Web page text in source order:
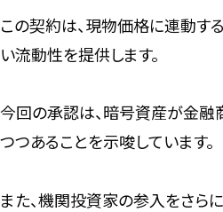
この契約は、現物価格に連動す
い流動性を提供します。
今回の承認は、暗号資産が金融
つつあることを示唆しています。
また、機関投資家の参入をさら